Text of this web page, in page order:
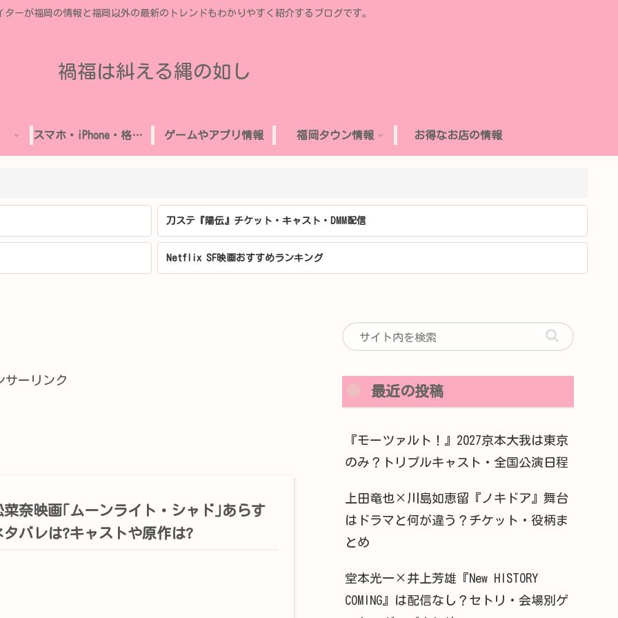
ターが福岡の情報と福岡以外の最新のトレンドもわかりやすく紹介するブログです。
禍福は糾える縄の如し
スマホ・iPhone・格安SIM ゲームやアプリ情報 福岡タウン情報 お得なお店の情報
刀ステ『陽伝』チケット・キャスト・DMM配信
Netflix SF映画おすすめランキング
サーリンク
菜奈映画｢ムーンライト・シャド｣あらす
タバレは?キャストや原作は?
最近の投稿
『モーツァルト！』2027京本大我は東京
のみ？トリプルキャスト・全国公演日程
上田竜也×川島如恵留『ノキドア』舞台
はドラマと何が違う？チケット・役柄ま
とめ
堂本光一×井上芳雄『New HISTORY
COMING』は配信なし？セトリ・会場別ゲ